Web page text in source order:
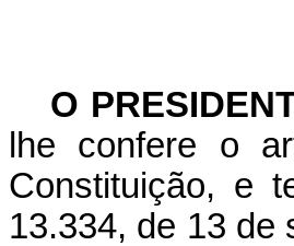
O
lhe confere o
Constituição, e
13.334, de 13 de